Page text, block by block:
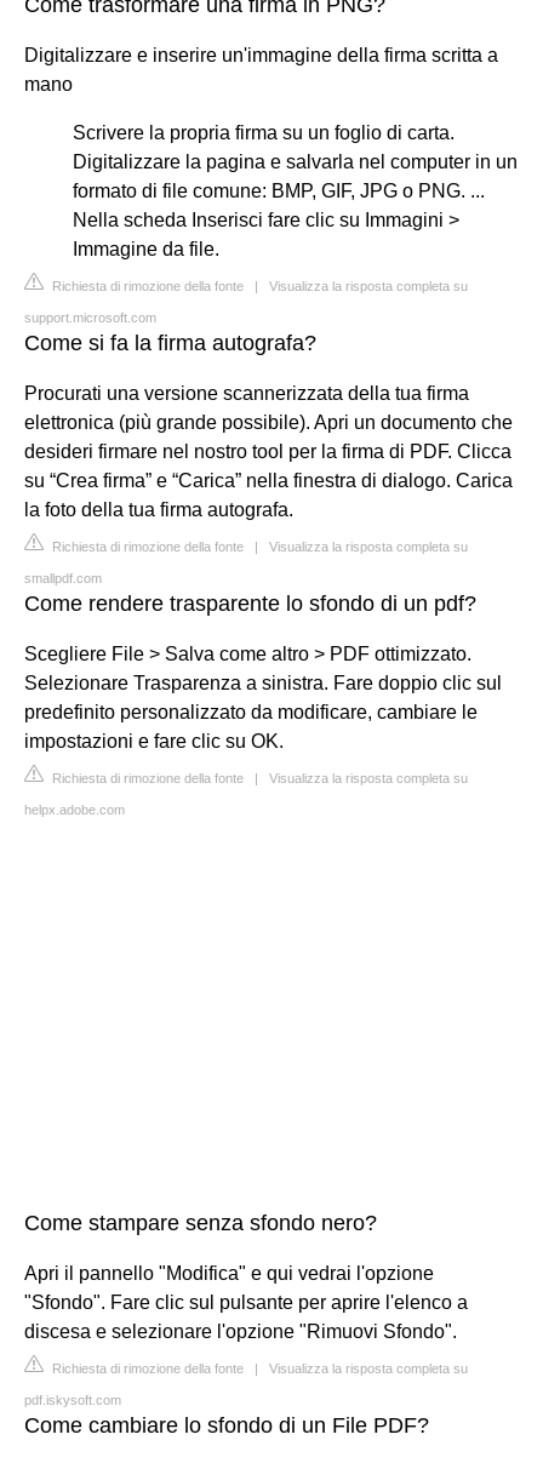
Digitalizzare e inserire un'immagine della firma scritta a
mano
Scrivere la propria firma su un foglio di carta.
Digitalizzare la pagina e salvarla nel computer in un
formato di file comune: BMP, GIF, JPG o PNG. ...
Nella scheda Inserisci fare clic su Immagini >
Immagine da file.
Richiesta di rimozione della fonte | Visualizza la risposta completa su
support.microsoft.com
Come si fa la firma autografa?
Procurati una versione scannerizzata della tua firma
elettronica (più grande possibile). Apri un documento che
desideri firmare nel nostro tool per la firma di PDF. Clicca
su “Crea firma” e “Carica” nella finestra di dialogo. Carica
la foto della tua firma autografa.
Richiesta di rimozione della fonte | Visualizza la risposta completa su
smallpdf.com
Come rendere trasparente lo sfondo di un pdf?
Scegliere File > Salva come altro > PDF ottimizzato.
Selezionare Trasparenza a sinistra. Fare doppio clic sul
predefinito personalizzato da modificare, cambiare le
impostazioni e fare clic su OK.
Richiesta di rimozione della fonte | Visualizza la risposta completa su
helpx.adobe.com
Come stampare senza sfondo nero?
Apri il pannello "Modifica" e qui vedrai l'opzione
"Sfondo". Fare clic sul pulsante per aprire l'elenco a
discesa e selezionare l'opzione "Rimuovi Sfondo".
Richiesta di rimozione della fonte | Visualizza la risposta completa su
pdf.iskysoft.com
Come cambiare lo sfondo di un File PDF?